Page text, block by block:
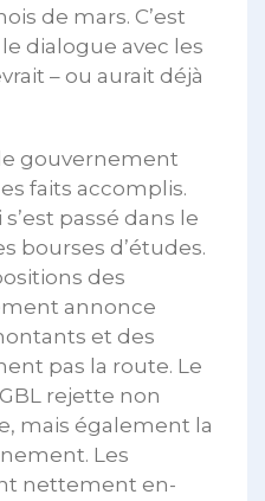
de mars. C’est
dialogue avec les
– ou aurait déjà
gouvernement
faits accomplis.
passé dans le
bourses d’études.
des
annonce
et des
pas la route. Le
rejette non
mais également la
Les
nettement en-